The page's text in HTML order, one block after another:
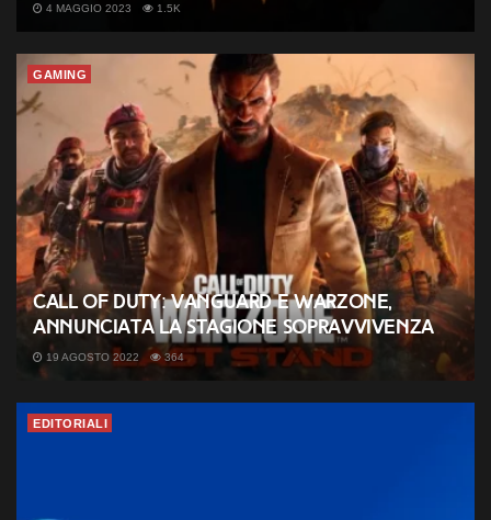
4 MAGGIO 2023 1.5K
GAMING
Call of Duty: Vanguard e Warzone,
annunciata la stagione Sopravvivenza
19 AGOSTO 2022 364
EDITORIALI